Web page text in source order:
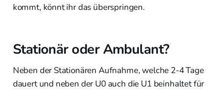
kommt, könnt ihr das überspringen.
Stationär oder Ambulant?
Neben der Stationären Aufnahme, welche 2-4 Tage
dauert und neben der U0 auch die U1 beinhaltet für